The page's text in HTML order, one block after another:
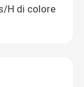
H di colore